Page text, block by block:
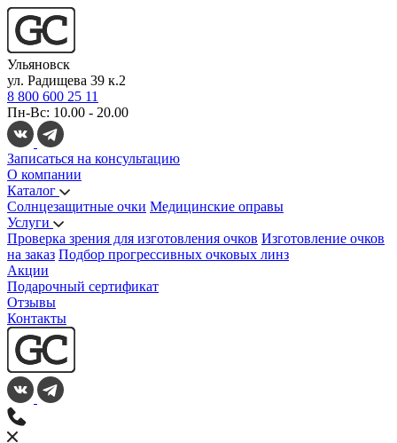
Ульяновск
ул. Радищева 39 к.2
8 800 600 25 11
Пн-Вс: 10.00 - 20.00
Записаться на консультацию
О компании
Каталог
Солнцезащитные очки Медицинские оправы
Услуги
Проверка зрения для изготовления очков Изготовление очков
на заказ Подбор прогрессивных очковых линз
Акции
Подарочный сертификат
Отзывы
Контакты